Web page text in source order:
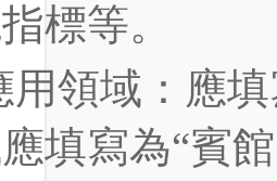
標等。
用領域 ： 應
填寫為“賓